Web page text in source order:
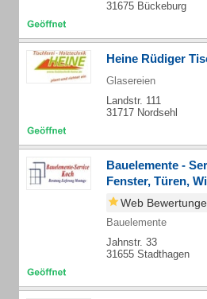
31675 Bückeburg
Heine Rüdiger
Glasereien
Landstr. 111
31717 Nordsehl
Bauelemente -
Fenster, Türen,
Web
Bauelemente
Jahnstr. 33
31655 Stadthagen